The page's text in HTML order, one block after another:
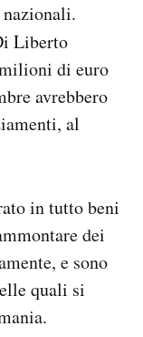
Liberto
di euro
avrebbero
al
in tutto beni
dei
e sono
quali si